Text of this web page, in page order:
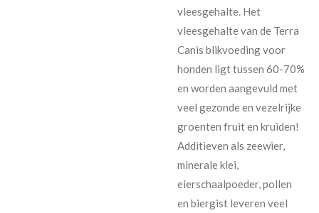
vleesgehalte. Het
vleesgehalte van de Terra
Canis blikvoeding voor
honden ligt tussen 60-70%
en worden aangevuld met
veel gezonde en vezelrijke
groenten fruit en kruiden!
Additieven als zeewier,
minerale klei,
eierschaalpoeder, pollen
en biergist leveren veel